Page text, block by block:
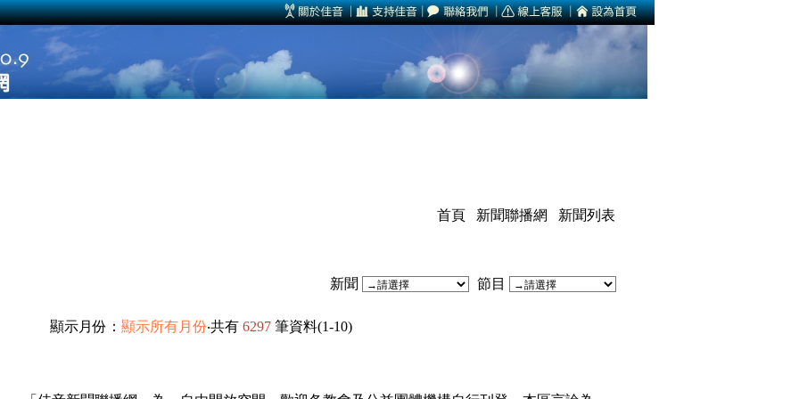
首頁 新聞聯播網 新聞列表
新聞 節目
顯示月份： 顯示所有月份‧共有 6297筆資料(1-10)